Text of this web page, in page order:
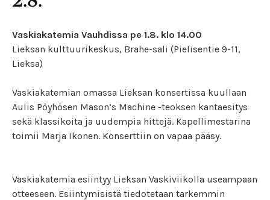
Vaskiakatemia Vauhdissa pe 1.8. klo 14.00
Lieksan kulttuurikeskus, Brahe-sali (Pielisentie 9-11,
Lieksa)
Vaskiakatemian omassa Lieksan konsertissa kuullaan
Aulis Pöyhösen Mason’s Machine -teoksen kantaesitys
sekä klassikoita ja uudempia hittejä. Kapellimestarina
toimii Marja Ikonen. Konserttiin on vapaa pääsy.
Vaskiakatemia esiintyy Lieksan Vaskiviikolla useampaan
otteeseen. Esiintymisistä tiedotetaan tarkemmin